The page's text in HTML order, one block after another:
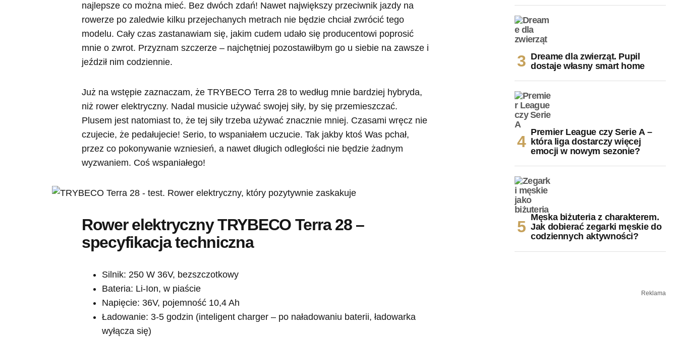
najlepsze co można mieć. Bez dwóch zdań! Nawet największy przeciwnik jazdy na
rowerze po zaledwie kilku przejechanych metrach nie będzie chciał zwrócić tego
modelu. Cały czas zastanawiam się, jakim cudem udało się producentowi poprosić
mnie o zwrot. Przyznam szczerze – najchętniej pozostawiłbym go u siebie na zawsze i
jeździł nim codziennie.
Już na wstępie zaznaczam, że TRYBECO Terra 28 to według mnie bardziej hybryda,
niż rower elektryczny. Nadal musicie używać swojej siły, by się przemieszczać.
Plusem jest natomiast to, że tej siły trzeba używać znacznie mniej. Czasami wręcz nie
czujecie, że pedałujecie! Serio, to wspaniałem uczucie. Tak jakby ktoś Was pchał,
przez co pokonywanie wzniesień, a nawet długich odległości nie będzie żadnym
wyzwaniem. Coś wspaniałego!
Rower elektryczny TRYBECO Terra 28 –
specyfikacja techniczna
Silnik: 250 W 36V, bezszczotkowy
Bateria: Li-Ion, w piaście
Napięcie: 36V, pojemność 10,4 Ah
Ładowanie: 3-5 godzin (inteligent charger – po naładowaniu baterii, ładowarka
wyłącza się)
Dreame dla zwierząt. Pupil
dostaje własny smart home
Premier League czy Serie A –
która liga dostarczy więcej
emocji w nowym sezonie?
Męska biżuteria z charakterem.
Jak dobierać zegarki męskie do
codziennych aktywności?
Reklama